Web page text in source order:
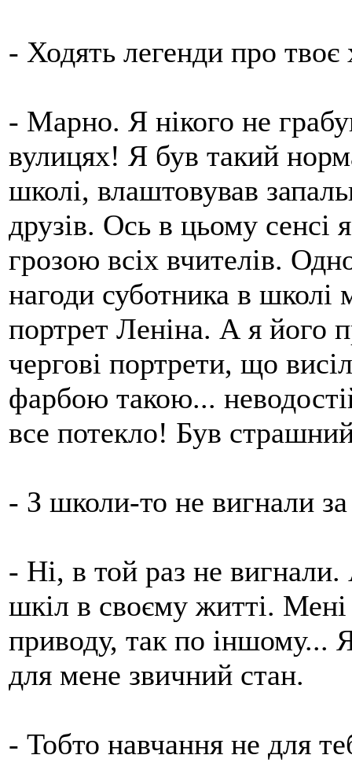
- Ходять легенди про твоє
- Марно. Я нікого не
вулицях! Я був такий
школі, влаштовував
друзів. Ось в цьому сенсі
грозою всіх вчителів.
нагоди суботника в школі
портрет Леніна. А я його
чергові портрети, що
фарбою такою...
все потекло! Був
- З школи-то не вигнали за
- Ні, в той раз не вигнали.
шкіл в своєму житті.
приводу, так по
для мене звичний стан.
- Тобто навчання не для